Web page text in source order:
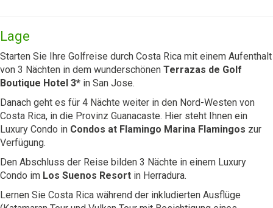
Lage
Starten Sie Ihre Golfreise durch Costa Rica mit einem Aufenthalt
von 3 Nächten in dem wunderschönen Terrazas de Golf
Boutique Hotel 3* in San Jose.
Danach geht es für 4 Nächte weiter in den Nord-Westen von
Costa Rica, in die Provinz Guanacaste. Hier steht Ihnen ein
Luxury Condo in Condos at Flamingo Marina Flamingos zur
Verfügung.
Den Abschluss der Reise bilden 3 Nächte in einem Luxury
Condo im Los Suenos Resort in Herradura.
Lernen Sie Costa Rica während der inkludierten Ausflüge